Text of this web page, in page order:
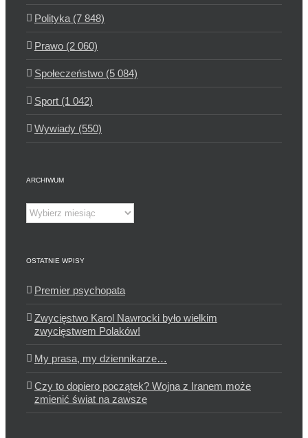
Polityka (7 848)
Prawo (2 060)
Społeczeństwo (5 084)
Sport (1 042)
Wywiady (550)
ARCHIWUM
Archiwum
OSTATNIE WPISY
Premier psychopata
Zwycięstwo Karol Nawrocki było wielkim
zwycięstwem Polaków!
My prasa, my dziennikarze…
Czy to dopiero początek? Wojna z Iranem może
zmienić świat na zawsze